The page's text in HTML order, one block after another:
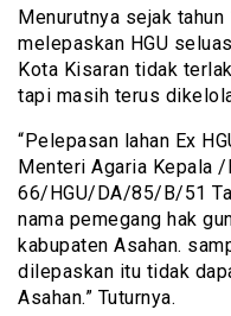
Menurutnya sejak
melepaskan HGU
Kota Kisaran tidak
tapi masih terus
“Pelepasan lahan Ex
Menteri Agaria Kepala
66/HGU/DA/85/B/51
nama pemegang hak
kabupaten Asahan.
dilepaskan itu tidak
Asahan.” Tuturnya.